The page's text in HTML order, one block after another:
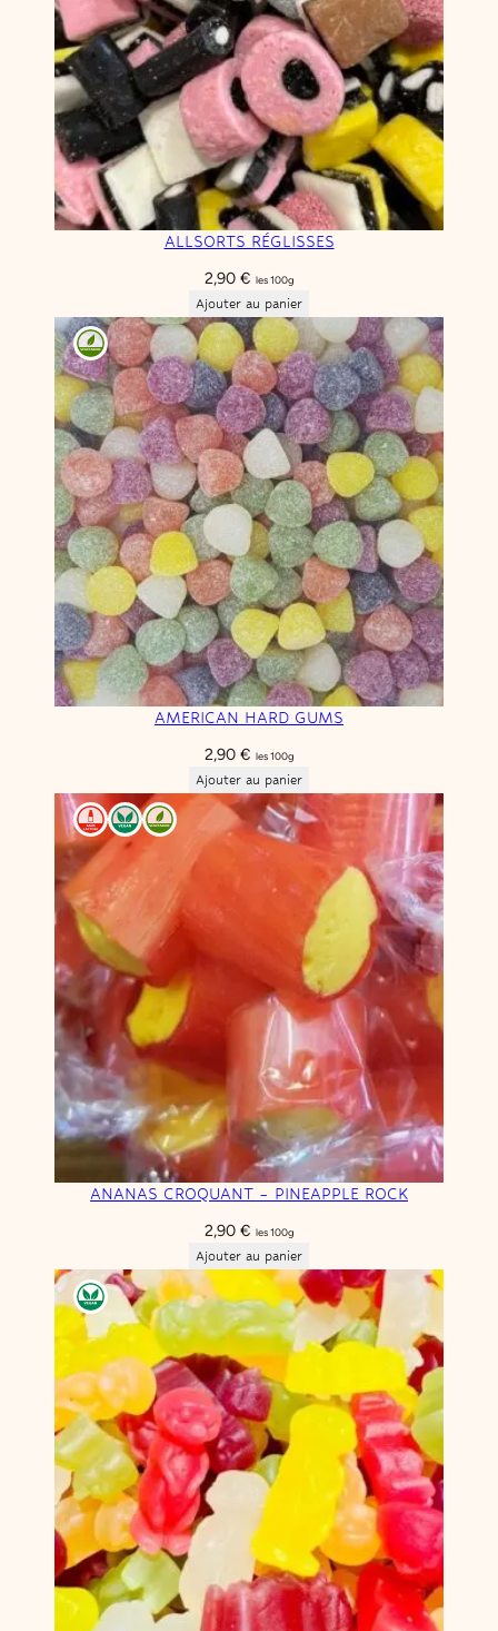
ALLSORTS RÉGLISSES
2,90 € les 100g
Ajouter au panier
AMERICAN HARD GUMS
2,90 € les 100g
Ajouter au panier
ANANAS CROQUANT – PINEAPPLE ROCK
2,90 € les 100g
Ajouter au panier